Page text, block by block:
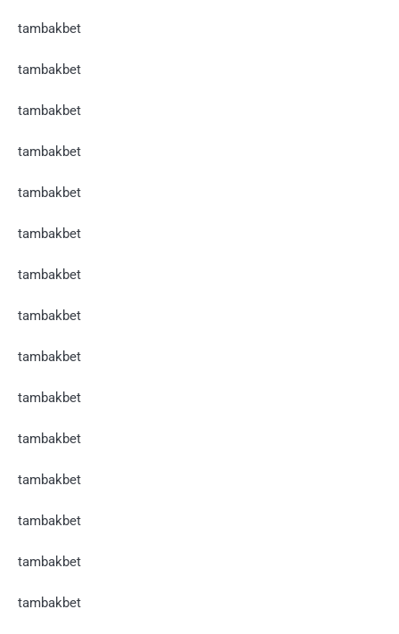
tambakbet
tambakbet
tambakbet
tambakbet
tambakbet
tambakbet
tambakbet
tambakbet
tambakbet
tambakbet
tambakbet
tambakbet
tambakbet
tambakbet
tambakbet